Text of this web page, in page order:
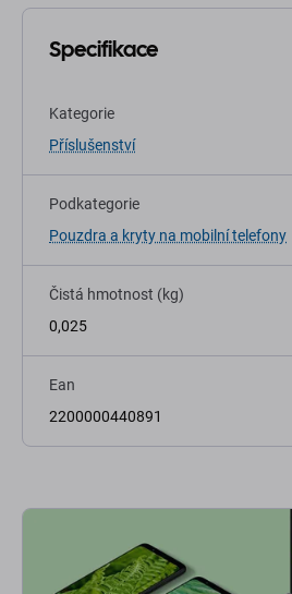
Specifikace
Kategorie
Příslušenství
Podkategorie
Pouzdra a kryty na mobilní telefony
Čistá hmotnost (kg)
0,025
Ean
2200000440891